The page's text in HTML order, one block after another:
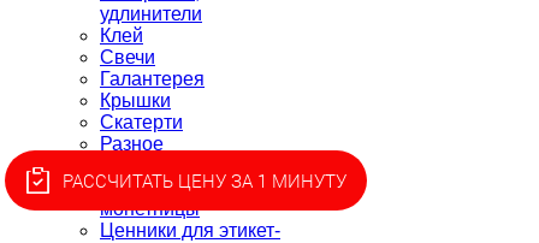
удлинители
Клей
Свечи
Галантерея
Крышки
Скатерти
Разное
Держатели ценников,
монетницы
Ценники для этикет-
РАССЧИТАТЬ ЦЕНУ ЗА 1 МИНУТУ